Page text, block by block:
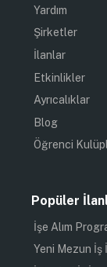
Ev demek,
bir yazıyı
Yurt hayatının
getirdiğini
başınızı
ders çalışmak
problem